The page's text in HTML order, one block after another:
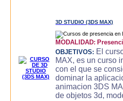
3D STUDIO (3DS MAX)
MODALIDAD:
OBJETIVOS: El
MAX, es un curso
con el que se
dominar la
animacion 3DS
de objetos 3d,